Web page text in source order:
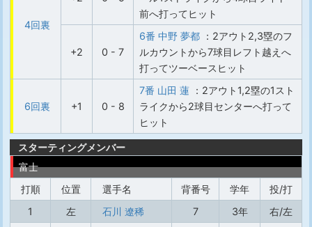
4回裏
前へ打ってヒット
+2 0 - 7
6番 中野 夢都 ：2アウト2,3塁のフ
ルカウントから7球目レフト越えへ
打ってツーベースヒット
6回裏 +1 0 - 8
7番 山田 蓮 ：2アウト1,2塁の1スト
ライクから2球目センターへ打って
ヒット
スターティングメンバー
富士
打順
位置 選手名 背番号 学年
投/打
1
左 石川 遼稀 7 3年
右/左